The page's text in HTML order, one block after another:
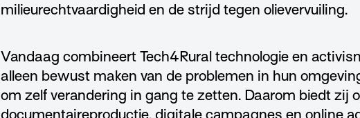
milieurechtvaardigheid en de strijd tegen olievervuiling.
Vandaag combineert Tech4Rural technologie en
alleen bewust maken van de problemen in hun
om zelf verandering in gang te zetten. Daarom biedt zij